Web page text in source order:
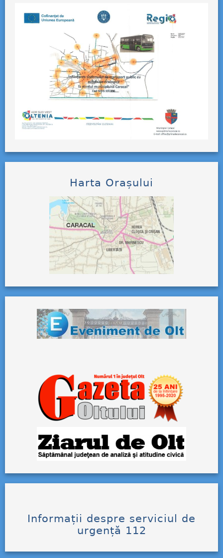
Harta Orașului
Informații despre serviciul de
urgență 112